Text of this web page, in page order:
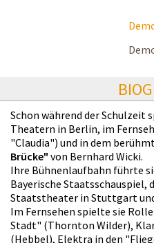
Schon während der Schulzeit
Theatern in Berlin, im
"Claudia") und in dem
Brücke" von Bernhard Wicki.
Ihre Bühnenlaufbahn führte
Bayerische Staatsschauspiel,
Staatstheater in Stuttgart
Im Fernsehen spielte sie
Stadt" (Thornton Wilder),
(Hebbel), Elektra in den